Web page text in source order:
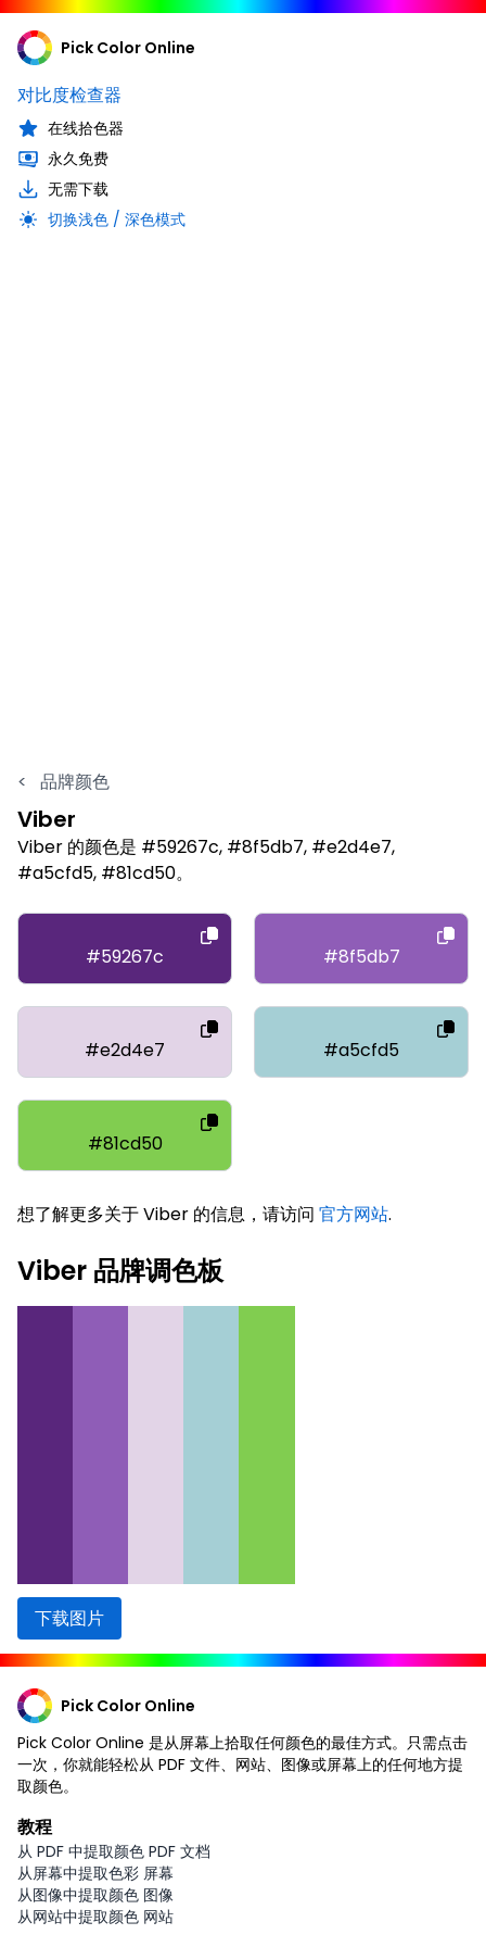
Pick Color Online
对比度检查器
在线拾色器
永久免费
无需下载
切换浅色 / 深色模式
< 品牌颜色
Viber
Viber 的颜色是 #59267c, #8f5db7, #e2d4e7,
#a5cfd5, #81cd50。
#59267c #8f5db7
#e2d4e7 #a5cfd5
#81cd50
想了解更多关于 Viber 的信息，请访问 官方网站.
Viber 品牌调色板
下载图片
Pick Color Online
Pick Color Online 是从屏幕上拾取任何颜色的最佳方式。只需点击
一次，你就能轻松从 PDF 文件、网站、图像或屏幕上的任何地方提
取颜色。
教程
从 PDF 中提取颜色 PDF 文档
从屏幕中提取色彩 屏幕
从图像中提取颜色 图像
从网站中提取颜色 网站